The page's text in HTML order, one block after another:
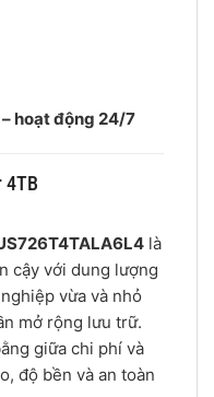
hoạt động 24/7
4TB
là
cậy với dung lượng
vừa và nhỏ
mở rộng lưu trữ.
giữa chi phí và
độ bền và an toàn